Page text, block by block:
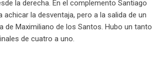
la derecha. En el complemento Santiago
la desventaja, pero a la salida de un
Maximiliano de los Santos. Hubo un tanto
de cuatro a uno.